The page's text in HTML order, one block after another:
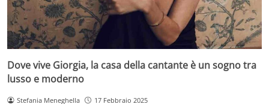
Dove vive Giorgia, la casa della cantante è un sogno tra
lusso e moderno
Stefania Meneghella 17 Febbraio 2025